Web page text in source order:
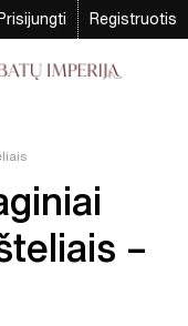
Prisijungti Registruotis
–